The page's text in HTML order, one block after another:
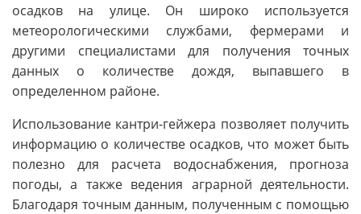
осадков на улице. Он широко используется
метеорологическими службами, фермерами и
другими специалистами для получения точных
данных о количестве дождя, выпавшего в
определенном районе.
Использование кантри-гейжера позволяет получить
информацию о количестве осадков, что может быть
полезно для расчета водоснабжения, прогноза
погоды, а также ведения аграрной деятельности.
Благодаря точным данным, полученным с помощью